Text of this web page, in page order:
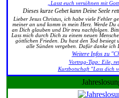
„Lasst euch versöhnen mit
Dieses kurze Gebet kann Deine Seele
Lieber Jesus Christus, ich habe viele Fehler
meiner an und komm in mein Herz. Werde
an Dich glauben und Dir treu nachfolgen.
Lass mich durch Dich zu einem neuen
göttlichen Frieden. Du hast den Tod
alle Sünden vergeben. Dafür danke ich
Weitere Infos zu
Vortrag-Tipp: Eile,
Kurzbotschaft "Lass dich